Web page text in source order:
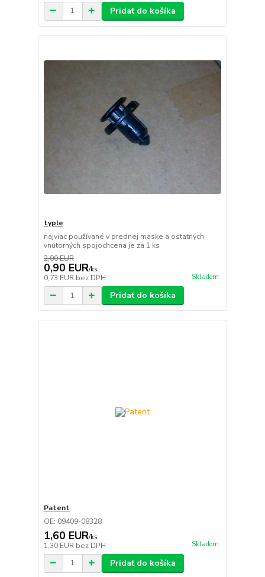
Pridať do košíka
typle
najviac používané v prednej maske a ostatných
vnútorných spojochcena je za 1 ks
2,00 EUR
0,90 EUR/ks
0,73 EUR bez DPH Skladom
Pridať do košíka
Patent
OE: 09409-08328
1,60 EUR/ks
1,30 EUR bez DPH Skladom
Pridať do košíka